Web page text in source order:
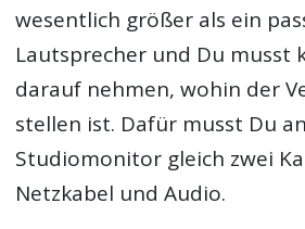
wesentlich größer als ein
Lautsprecher und Du musst
darauf nehmen, wohin der
stellen ist. Dafür musst Du
Studiomonitor gleich zwei
Netzkabel und Audio.